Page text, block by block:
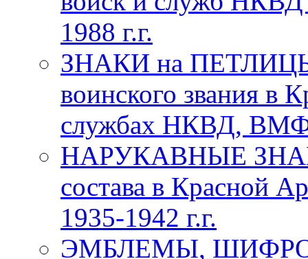
1988 г.г.
ЗНАКИ на
воинского звания в
службах НКВД, ВМФ
НАРУКАВНЫЕ
состава в Красной
1935-1942 г.г.
ЭМБЛЕМЫ,